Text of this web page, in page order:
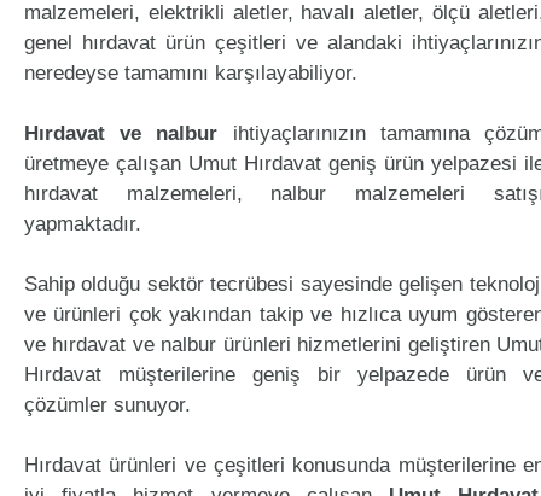
malzemeleri, elektrikli aletler, havalı aletler, ölçü
genel hırdavat ürün çeşitleri ve alandaki
neredeyse tamamını karşılayabiliyor.
Hırdavat ve nalbur ihtiyaçlarınızın tamamına
üretmeye çalışan Umut Hırdavat geniş ürün yelpazesi
hırdavat malzemeleri, nalbur malzemeleri
yapmaktadır.
Sahip olduğu sektör tecrübesi sayesinde gelişen
ve ürünleri çok yakından takip ve hızlıca uyum
ve hırdavat ve nalbur ürünleri hizmetlerini geliştiren
Hırdavat müşterilerine geniş bir yelpazede ürün
çözümler sunuyor.
Hırdavat ürünleri ve çeşitleri konusunda müşterilerine